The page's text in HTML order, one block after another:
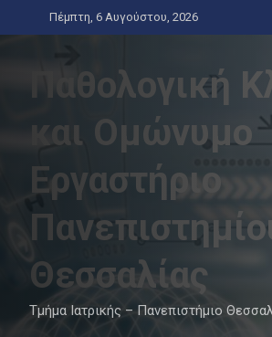
to
Πέμπτη, 6 Αυγούστου, 2026
Παθολογική
και Ομώνυμο
Εργαστήριο
Θεσσαλίας
Τμήμα Ιατρικής – Πανεπιστήμιο